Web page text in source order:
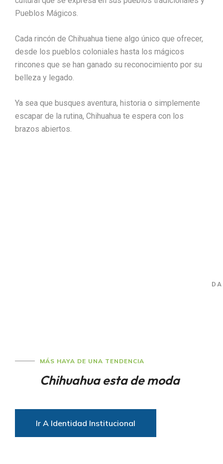
Pueblos Mágicos.
Cada rincón de Chihuahua tiene algo único que ofrecer,
desde los pueblos coloniales hasta los mágicos
rincones que se han ganado su reconocimiento por su
belleza y legado.
Ya sea que busques aventura, historia o simplemente
escapar de la rutina, Chihuahua te espera con los
brazos abiertos.
MÁS HAYA DE UNA TENDENCIA
Chihuahua estade moda
Ir A Identidad Institucional